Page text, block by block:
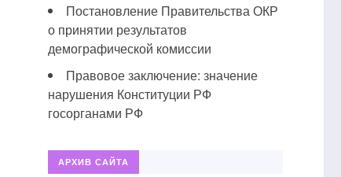
Постановление Правительства ОКР
о принятии результатов
демографической комиссии
Правовое заключение: значение
нарушения Конституции РФ
госорганами РФ
АРХИВ САЙТА